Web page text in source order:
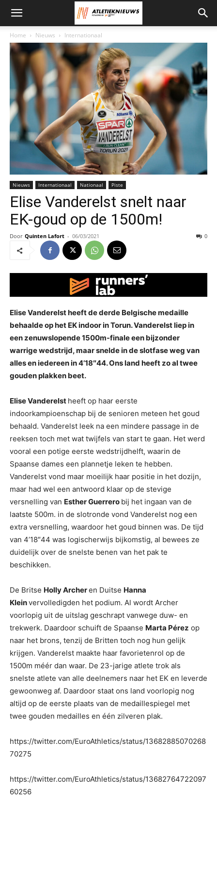
Home Nieuws Internationaal
Elise Vanderelst - Foto: Stefania Kodou
Nieuws Internationaal Nationaal Piste
Elise Vanderelst snelt naar
EK-goud op de 1500m!
Door Quinten Lafort - 06/03/2021 0
Elise Vanderelst heeft de derde Belgische medaille
behaalde op het EK indoor in Torun. Vanderelst liep in
een zenuwslopende 1500m-finale een bijzonder
warrige wedstrijd, maar snelde in de slotfase weg van
alles en iedereen in 4’18″44. Ons land heeft zo al twee
gouden plakken beet.
Elise Vanderelst heeft op haar eerste
indoorkampioenschap bij de senioren meteen het goud
behaald. Vanderelst leek na een mindere passage in de
reeksen toch met wat twijfels van start te gaan. Het werd
vooral een potige eerste wedstrijdhelft, waarin de
Spaanse dames een plannetje leken te hebben.
Vanderelst vond maar moeilijk haar positie in het dozijn,
maar had wel een antwoord klaar op de stevige
versnelling van Esther Guerrero bij het ingaan van de
laatste 500m. in de slotronde vond Vanderelst nog een
extra versnelling, waardoor het goud binnen was. De tijd
van 4’18″44 was logischerwijs bijkomstig, al bewees ze
duidelijk over de snelste benen van het pak te
beschikken.
De Britse Holly Archeren Duitse Hanna
Kleinvervolledigden het podium. Al wordt Archer
voorlopig uit de uitslag geschrapt vanwege duw- en
trekwerk. Daardoor schuift de Spaanse Marta Pérez op
naar het brons, tenzij de Britten toch nog hun gelijk
krijgen. Vanderelst maakte haar favorietenrol op de
1500m méér dan waar. De 23-jarige atlete trok als
snelste atlete van alle deelnemers naar het EK en leverde
gewoonweg af. Daardoor staat ons land voorlopig nog
altijd op de eerste plaats van de medaillespiegel met
twee gouden medailles en één zilveren plak.
https://twitter.com/EuroAthletics/status/13682885070268
70275
https://twitter.com/EuroAthletics/status/13682764722097
60256